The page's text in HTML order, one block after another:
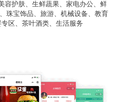
容护肤、生鲜蔬果、家电办公、鲜
珠宝饰品、旅游、机械设备、教育
区、茶叶酒类、生活服务